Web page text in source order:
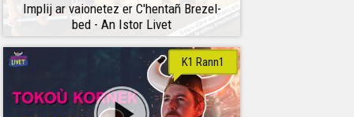
Implij ar vaionetez er C'hentañ Brezel-
bed - An Istor Livet
K1 Rann1